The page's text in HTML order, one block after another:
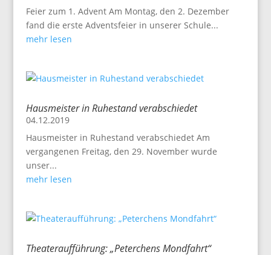
Feier zum 1. Advent Am Montag, den 2. Dezember
fand die erste Adventsfeier in unserer Schule...
mehr lesen
Hausmeister in Ruhestand verabschiedet
04.12.2019
Hausmeister in Ruhestand verabschiedet Am
vergangenen Freitag, den 29. November wurde
unser...
mehr lesen
Theateraufführung: „Peterchens Mondfahrt“